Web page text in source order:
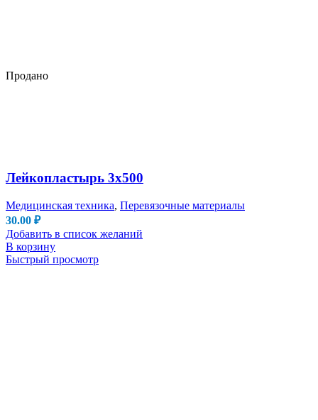
Продано
Лейкопластырь 3х500
Медицинская техника, Перевязочные материалы
30.00 ₽
Добавить в список желаний
В корзину
Быстрый просмотр